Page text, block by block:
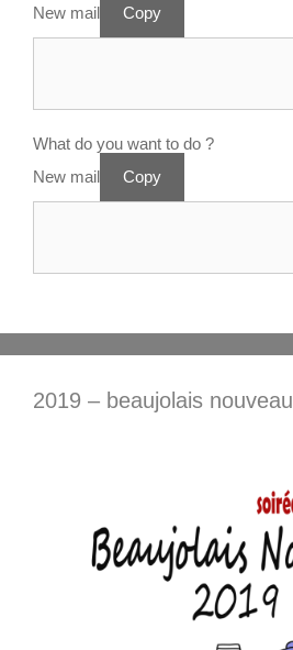
New mail
Copy
What do you want to do ?
New mail
Copy
2019 – beaujolais nouveau